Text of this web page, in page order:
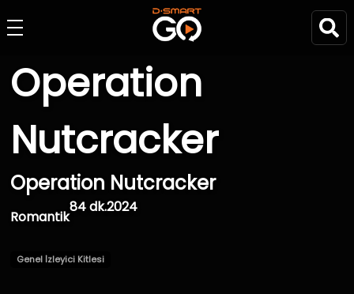
Operation
Nutcracker
Operation Nutcracker
Romantik
84 dk.2024
Genel İzleyici Kitlesi